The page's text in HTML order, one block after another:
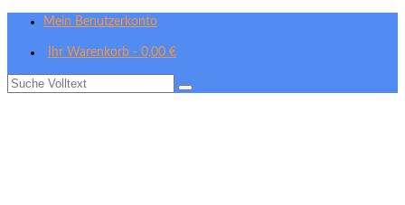
Mein Benutzerkonto
Ihr Warenkorb - 0,00 €
Suche